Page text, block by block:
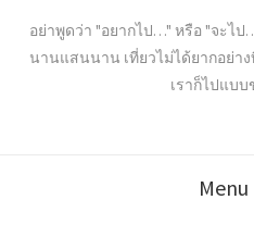
อย่าพูดว่า "อยากไป…" หรือ "จะไ
นานแสนนาน เที่ยวไม่ได้ยากอย่า
เราก็ไปแบบ
Menu